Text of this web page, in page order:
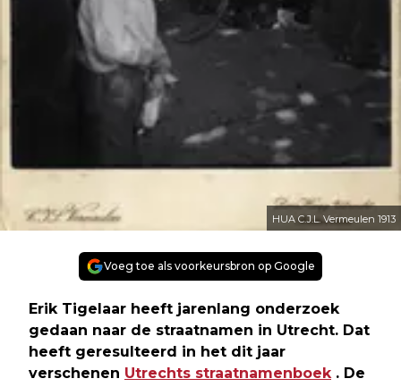
HUA C.J.L. Vermeulen 1913
Voeg toe als voorkeursbron op Google
Erik Tigelaar heeft jarenlang onderzoek
gedaan naar de straatnamen in Utrecht. Dat
heeft geresulteerd in het dit jaar
verschenen Utrechts straatnamenboek . De